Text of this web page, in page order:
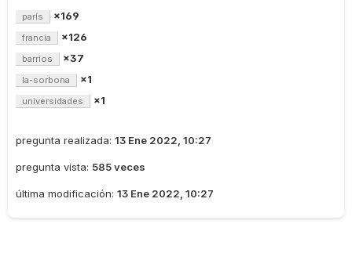
parís ×169
francia ×126
barrios ×37
la-sorbona ×1
universidades ×1
pregunta realizada: 13 Ene 2022, 10:27
pregunta vista: 585 veces
última modificación: 13 Ene 2022, 10:27